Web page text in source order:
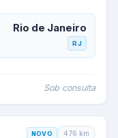
Rio de Janeiro
RJ
Sob consulta
NOVO 476 km